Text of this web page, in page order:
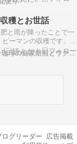
りにしましたが ちょ
ました(*^_^*)↑ 四角い
穫とお世話
と雨が降ったことで一
ーマンの収穫です。良
つあるキュウリの苗か
した。4つある中の一
みやざき暮らし~珈琲の自家焙煎とウクレレと家庭菜園~
ログリーダー
広告掲載